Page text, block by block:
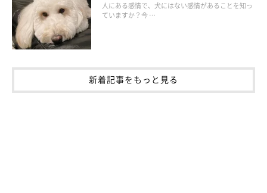
人にある感情で、犬にはない感情があることを知っ
ていますか？今 …
新着記事をもっと見る